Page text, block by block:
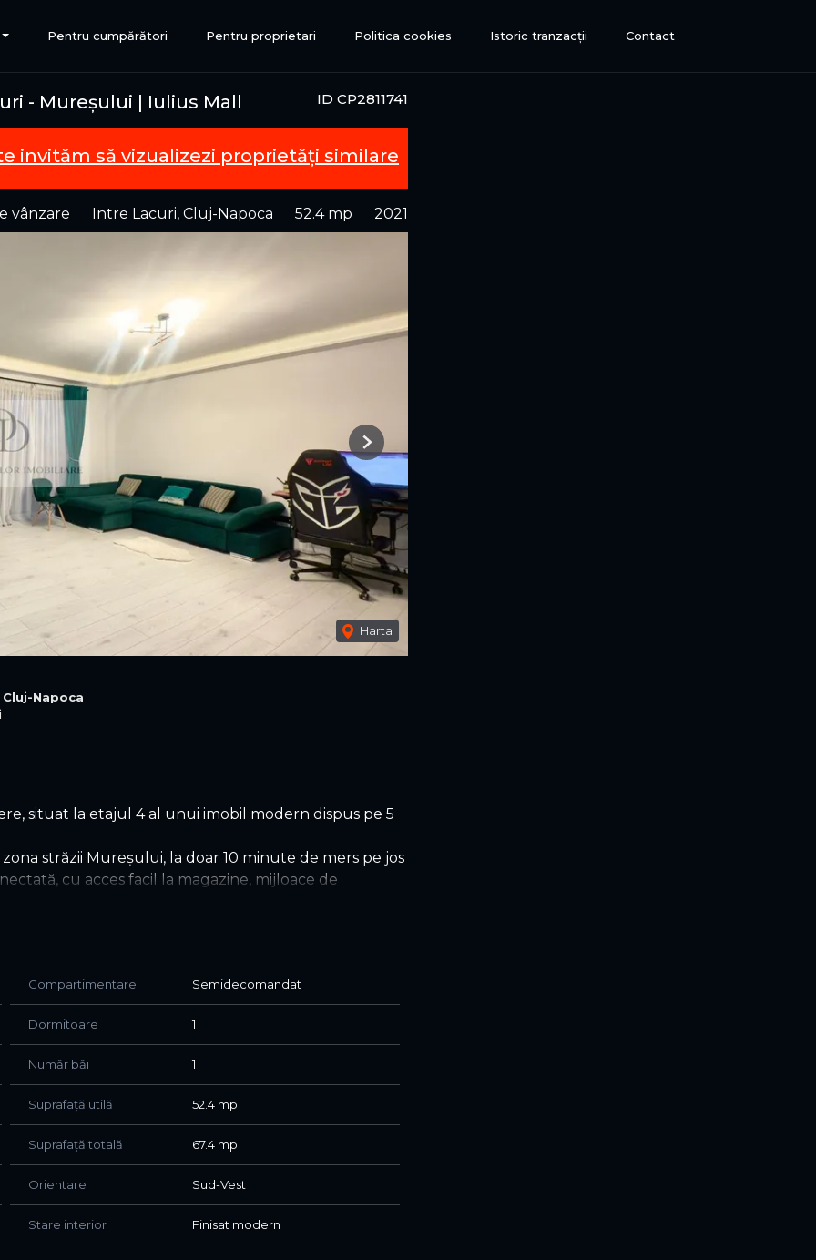
Pentru cumpărători Pentru proprietari Politica cookies Istoric tranzacții Contact
ID CP2811741
- Mureșului | Iulius Mall
invităm să vizualizezi proprietăți similare
vânzare Intre Lacuri, Cluj-Napoca 52.4 mp 2021
Harta
Next
Napoca
situat la etajul 4 al unui imobil modern dispus pe 5
străzii Mureșului, la doar 10 minute de mers pe jos
cu acces facil la magazine, mijloace de
Sud-Vest iar compartimentarea este eficient
fotografiilor de prezentare, fiind gata pentru
imobilului sau predarea locului de parcare de la
FSEGA, Iulius Mall, Endava, Porche
Compartimentare Semidecomandat
Dormitoare 1
Număr băi 1
Suprafață utilă 52.4 mp
Suprafață totală 67.4 mp
Orientare Sud-Vest
Stare interior Finisat modern